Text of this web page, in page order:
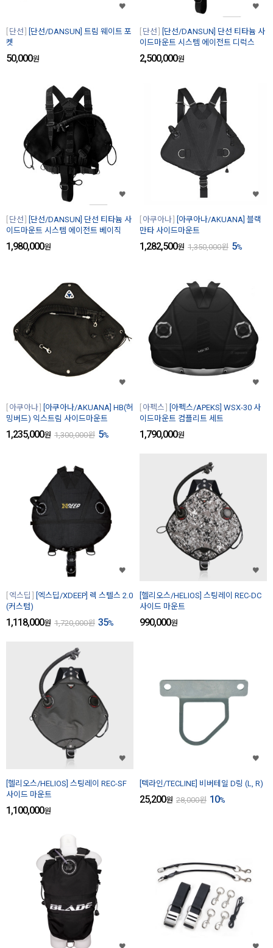
단선
[단선/DANSUN] 트림 웨이트 포
켓
50,000원
단선
[단선/DANSUN] 단선 티타늄 사
이드마운트 시스템 에이전트 디럭스
2,500,000원
단선
[단선/DANSUN] 단선 티타늄 사
이드마운트 시스템 에이전트 베이직
1,980,000원
아쿠아나
[아쿠아나/AKUANA] 블랙
만타 사이드마운트
1,282,500원 1,350,000원 5%
아쿠아나
[아쿠아나/AKUANA] HB(허
밍버드) 익스트림 사이드마운트
1,235,000원 1,300,000원 5%
아펙스
[아펙스/APEKS] WSX-30 사
이드마운트 컴플리트 세트
1,790,000원
엑스딥
[엑스딥/XDEEP] 렉 스텔스 2.0
(커스텀)
1,118,000원 1,720,000원 35%
[헬리오스/HELIOS] 스팅레이 REC-DC
사이드 마운트
990,000원
[헬리오스/HELIOS] 스팅레이 REC-SF
사이드 마운트
1,100,000원
[텍라인/TECLINE] 비버테일 D링 (L, R)
25,200원 28,000원 10%